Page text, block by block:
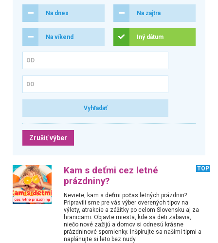
Na dnes Na zajtra
Na víkend Iný dátum
Zrušiť výber
Kam s deťmi cez letné
prázdniny?
TOP
Neviete, kam s deťmi počas letných prázdnin?
Pripravili sme pre vás výber overených tipov na
výlety, atrakcie a zážitky po celom Slovensku aj za
hranicami. Objavte miesta, kde sa deti zabavia,
niečo nové zažijú a domov si odnesú krásne
prázdninové spomienky. Inšpirujte sa našimi tipmi a
naplánujte si leto bez nudy.